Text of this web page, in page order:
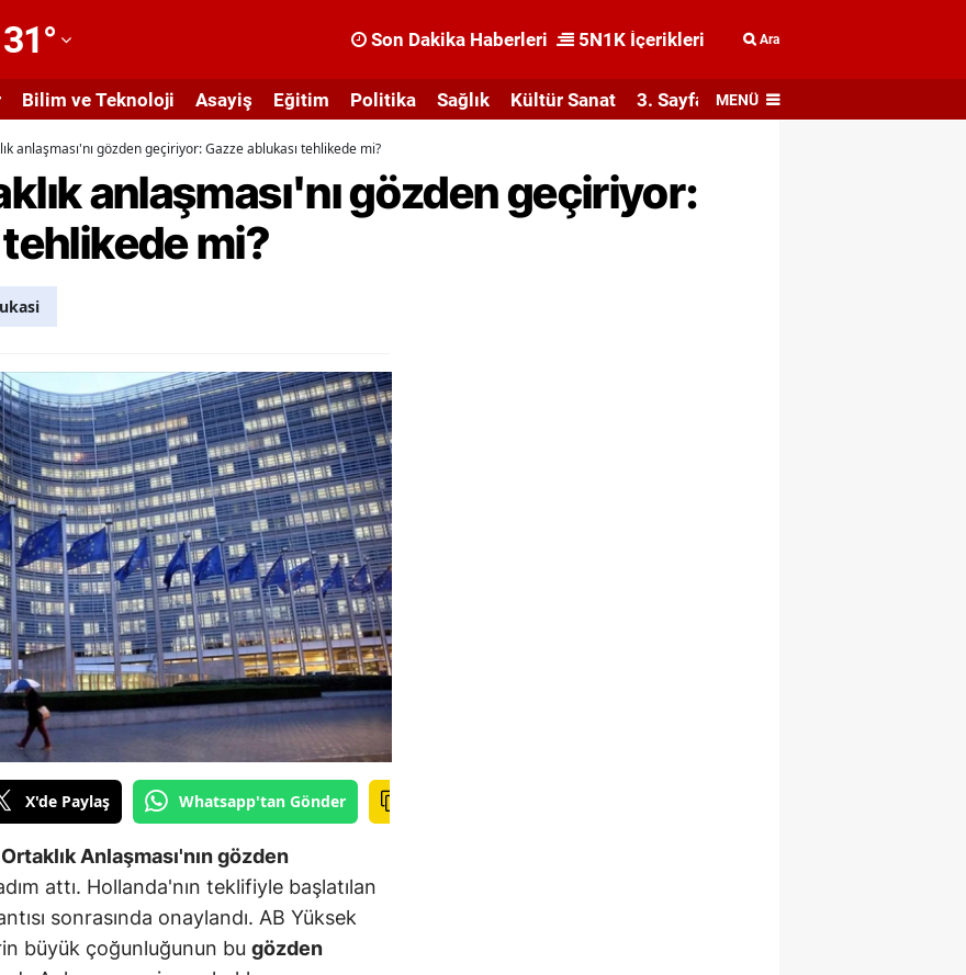
31° Son Dakika Haberleri 5N1K İçerikleri Ara
Bilim ve Teknoloji Asayiş Eğitim Politika Sağlık Kültür Sanat 3. Sayfa MENÜ
anlaşması'nı gözden geçiriyor: Gazze ablukası tehlikede mi?
anlaşması'nı gözden geçiriyor:
mi?
X'de Paylaş Whatsapp'tan Gönder
Anlaşması'nın gözden
attı. Hollanda'nın teklifiyle başlatılan
sonrasında onaylandı. AB Yüksek
büyük çoğunluğunun bu gözden